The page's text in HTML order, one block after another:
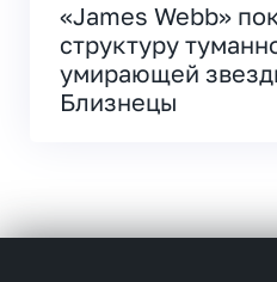
«James Webb»
структуру
умирающей
Близнецы